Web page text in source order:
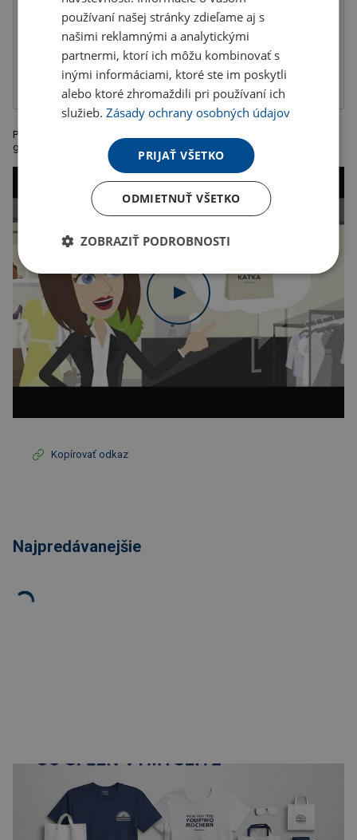
Výšivka
Digitálna
transferová tlač
Transférová
priama tlač
Pohodlná fleecová deka s popruhom a uchom na ľahké nosenie,
gramáž 180g/m2, rozmer 150 x 120 cm.
Kopírovať odkaz
Najpredávanejšie
používaní našej stránky zdieľame aj s
našimi reklamnými a analytickými
partnermi, ktorí ich môžu kombinovať s
inými informáciami, ktoré ste im poskytli
alebo ktoré zhromaždili pri používaní ich
služieb.Zásady ochrany osobných údajov
PRIJAŤ VŠETKO
ODMIETNUŤ VŠETKO
ZOBRAZIŤ PODROBNOSTI